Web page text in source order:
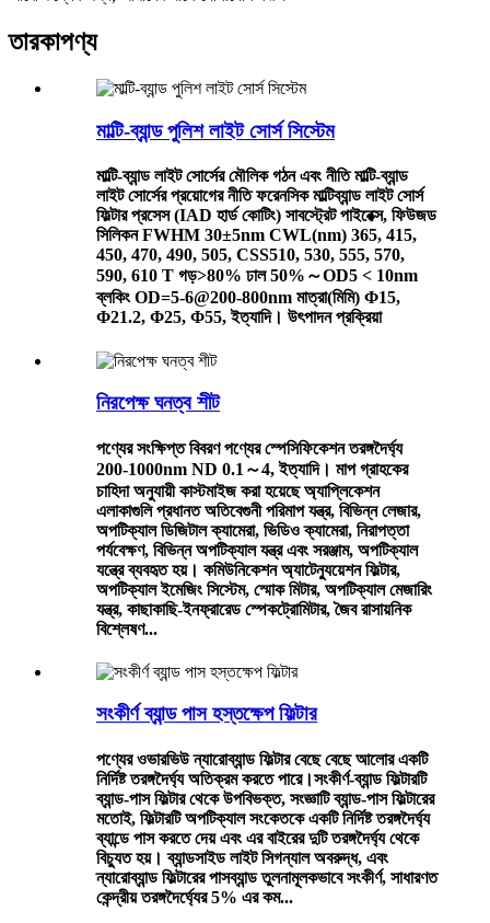
তারকাপণ্য
মাল্টি-ব্যান্ড পুলিশ লাইট সোর্স সিস্টেম
মাল্টি-ব্যান্ড লাইট সোর্সের মৌলিক গঠন এবং নীতি মাল্টি-ব্যান্ড
লাইট সোর্সের প্রয়োগের নীতি ফরেনসিক মাল্টিব্যান্ড লাইট সোর্স
ফিল্টার প্রসেস (IAD হার্ড কোটিং) সাবস্ট্রেট পাইরেক্স, ফিউজড
সিলিকন FWHM 30±5nm CWL(nm) 365, 415,
450, 470, 490, 505, CSS510, 530, 555, 570,
590, 610 T গড়>80% ঢাল 50%～OD5 < 10nm
ব্লকিং OD=5-6@200-800nm ​​মাত্রা(মিমি) Φ15,
Φ21.2, Φ25, Φ55, ইত্যাদি। উৎপাদন প্রক্রিয়া
নিরপেক্ষ ঘনত্ব শীট
পণ্যের সংক্ষিপ্ত বিবরণ পণ্যের স্পেসিফিকেশন তরঙ্গদৈর্ঘ্য
200-1000nm ND 0.1～4, ইত্যাদি। মাপ গ্রাহকের
চাহিদা অনুযায়ী কাস্টমাইজ করা হয়েছে অ্যাপ্লিকেশন
এলাকাগুলি প্রধানত অতিবেগুনী পরিমাপ যন্ত্র, বিভিন্ন লেজার,
অপটিক্যাল ডিজিটাল ক্যামেরা, ভিডিও ক্যামেরা, নিরাপত্তা
পর্যবেক্ষণ, বিভিন্ন অপটিক্যাল যন্ত্র এবং সরঞ্জাম, অপটিক্যাল
যন্ত্রে ব্যবহৃত হয়। কমিউনিকেশন অ্যাটেন্যুয়েশন ফিল্টার,
অপটিক্যাল ইমেজিং সিস্টেম, স্মোক মিটার, অপটিক্যাল মেজারিং
যন্ত্র, কাছাকাছি-ইনফ্রারেড স্পেকট্রোমিটার, জৈব রাসায়নিক
বিশ্লেষণ...
সংকীর্ণ ব্যান্ড পাস হস্তক্ষেপ ফিল্টার
পণ্যের ওভারভিউ ন্যারোব্যান্ড ফিল্টার বেছে বেছে আলোর একটি
নির্দিষ্ট তরঙ্গদৈর্ঘ্য অতিক্রম করতে পারে।সংকীর্ণ-ব্যান্ড ফিল্টারটি
ব্যান্ড-পাস ফিল্টার থেকে উপবিভক্ত, সংজ্ঞাটি ব্যান্ড-পাস ফিল্টারের
মতোই, ফিল্টারটি অপটিক্যাল সংকেতকে একটি নির্দিষ্ট তরঙ্গদৈর্ঘ্য
ব্যান্ডে পাস করতে দেয় এবং এর বাইরের দুটি তরঙ্গদৈর্ঘ্য থেকে
বিচ্যুত হয়। ব্যান্ডসাইড লাইট সিগন্যাল অবরুদ্ধ, এবং
ন্যারোব্যান্ড ফিল্টারের পাসব্যান্ড তুলনামূলকভাবে সংকীর্ণ, সাধারণত
কেন্দ্রীয় তরঙ্গদৈর্ঘ্যের 5% এর কম...